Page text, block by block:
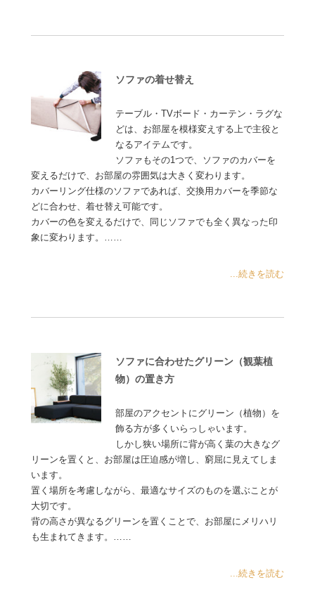
ソファの着せ替え
テーブル・TVボード・カーテン・ラグな
どは、お部屋を模様変えする上で主役と
なるアイテムです。
ソファもその1つで、ソファのカバーを
変えるだけで、お部屋の雰囲気は大きく変わります。
カバーリング仕様のソファであれば、交換用カバーを季節な
どに合わせ、着せ替え可能です。
カバーの色を変えるだけで、同じソファでも全く異なった印
象に変わります。……
...続きを読む
ソファに合わせたグリーン（観葉植
物）の置き方
部屋のアクセントにグリーン（植物）を
飾る方が多くいらっしゃいます。
しかし狭い場所に背が高く葉の大きなグ
リーンを置くと、お部屋は圧迫感が増し、窮屈に見えてしま
います。
置く場所を考慮しながら、最適なサイズのものを選ぶことが
大切です。
背の高さが異なるグリーンを置くことで、お部屋にメリハリ
も生まれてきます。……
...続きを読む